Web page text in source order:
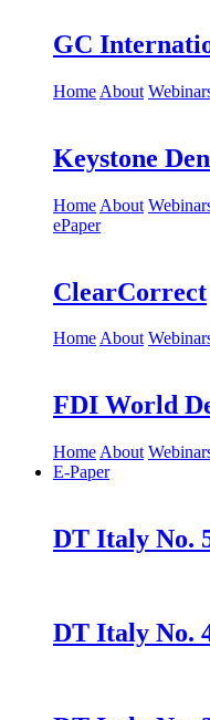
GC
Home About
Keystone
Home About
ePaper
ClearCorrect
HomeAbout
FDI World
Home About
E-Paper
DT Italy No.
DT Italy No.